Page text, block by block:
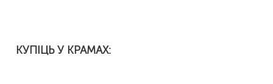
КУПІЦЬ У КРАМАХ: